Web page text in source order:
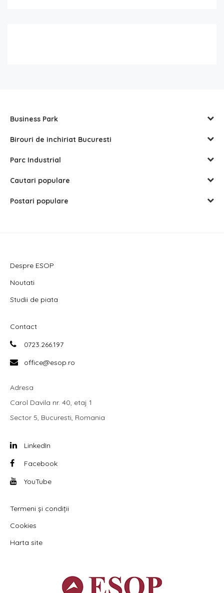
Business Park
Birouri de inchiriat Bucuresti
Parc Industrial
Cautari populare
Postari populare
Despre ESOP
Noutati
Studii de piata
Contact
0723.266.197
office@esop.ro
Adresa
Carol Davila nr. 40, etaj 1
Sector 5, Bucuresti, Romania
LinkedIn
Facebook
YouTube
Termeni și condiții
Cookies
Harta site